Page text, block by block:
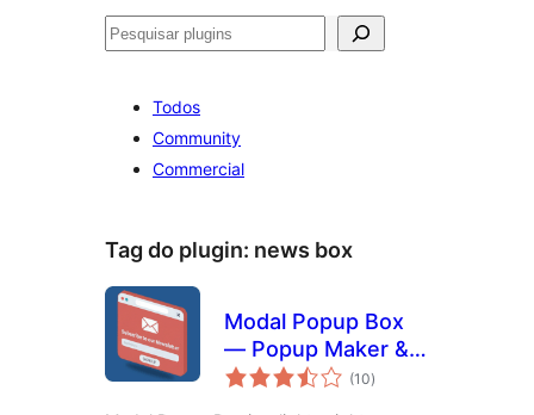
Pesquisar
Todos
Community
Commercial
Tag do plugin: news box
Modal Popup Box
— Popup Maker &
Popup Builder
(10total
de
)